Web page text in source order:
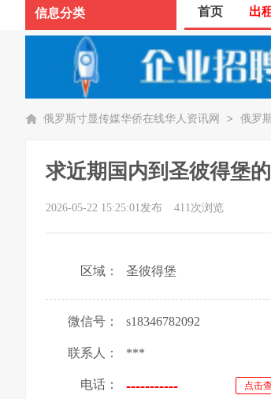
信息分类 首页 出
俄罗斯寸显传媒华侨在线华人资讯网 > 俄罗
求近期国内到圣彼得堡
2026-05-22 15:25:01发布 411次浏览
区域： 圣彼得堡
微信号： s18346782092
联系人： ***
电话： 点击